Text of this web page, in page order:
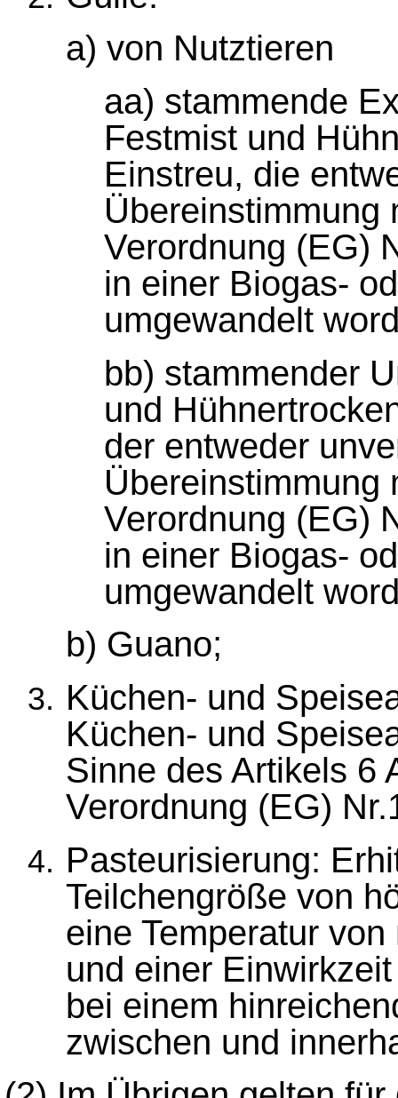
a) von Nutztieren
aa) stammende
Festmist und
Einstreu, die
Übereinstimmung
Verordnung (EG)
in einer Biogas-
umgewandelt
bb) stammender
und
der entweder
Übereinstimmung
Verordnung (EG)
in einer Biogas-
umgewandelt
b) Guano;
Küchen- und
Küchen- und
Sinne des Artikels 6
Verordnung (EG)
Pasteurisierung:
Teilchengröße von
eine Temperatur
und einer
bei einem
zwischen und